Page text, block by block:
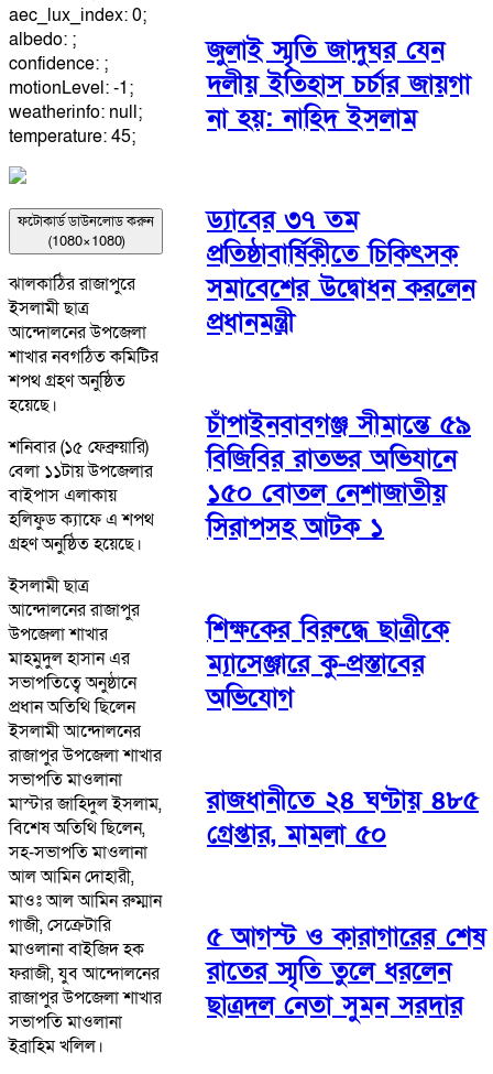
aec_lux_index: 0;
albedo: ;
confidence: ;
motionLevel: -1;
weatherinfo: null;
temperature: 45;
ফটোকার্ড ডাউনলোড করুন
(1080×1080)
ঝালকাঠির রাজাপুরে
ইসলামী ছাত্র
আন্দোলনের উপজেলা
শাখার নবগঠিত কমিটির
শপথ গ্রহণ অনুষ্ঠিত
হয়েছে।
শনিবার (১৫ ফেব্রুয়ারি)
বেলা ১১টায় উপজেলার
বাইপাস এলাকায়
হলিফুড ক্যাফে এ শপথ
গ্রহণ অনুষ্ঠিত হয়েছে।
ইসলামী ছাত্র
আন্দোলনের রাজাপুর
উপজেলা শাখার
মাহমুদুল হাসান এর
সভাপতিত্বে অনুষ্ঠানে
প্রধান অতিথি ছিলেন
ইসলামী আন্দোলনের
রাজাপুর উপজেলা শাখার
সভাপতি মাওলানা
মাস্টার জাহিদুল ইসলাম,
বিশেষ অতিথি ছিলেন,
সহ-সভাপতি মাওলানা
আল আমিন দোহারী,
মাওঃ আল আমিন রুম্মান
গাজী, সেক্রেটারি
মাওলানা বাইজিদ হক
ফরাজী, যুব আন্দোলনের
রাজাপুর উপজেলা শাখার
সভাপতি মাওলানা
ইব্রাহিম খলিল।
জুলাই স্মৃতি জাদুঘর যেন
দলীয় ইতিহাস চর্চার জায়গা
না হয়: নাহিদ ইসলাম
ড্যাবের ৩৭ তম
প্রতিষ্ঠাবার্ষিকীতে চিকিৎসক
সমাবেশের উদ্বোধন করলেন
প্রধানমন্ত্রী
চাঁপাইনবাবগঞ্জ সীমান্তে ৫৯
বিজিবির রাতভর অভিযানে
১৫০ বোতল নেশাজাতীয়
সিরাপসহ আটক ১
শিক্ষকের বিরুদ্ধে ছাত্রীকে
ম্যাসেঞ্জারে কু-প্রস্তাবের
অভিযোগ
রাজধানীতে ২৪ ঘণ্টায় ৪৮৫
গ্রেপ্তার, মামলা ৫০
৫ আগস্ট ও কারাগারের শেষ
রাতের স্মৃতি তুলে ধরলেন
ছাত্রদল নেতা সুমন সরদার